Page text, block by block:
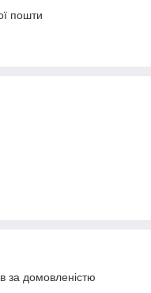
пошти
за домовленістю